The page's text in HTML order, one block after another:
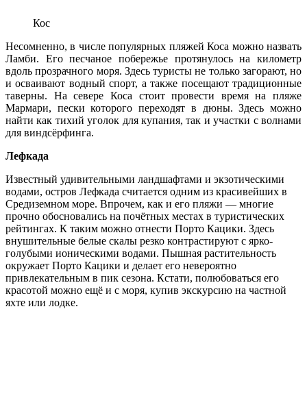
Кос
Несомненно, в числе популярных пляжей Коса можно назвать
Ламби. Его песчаное побережье протянулось на километр
вдоль прозрачного моря. Здесь туристы не только загорают, но
и осваивают водный спорт, а также посещают традиционные
таверны. На севере Коса стоит провести время на пляже
Мармари, пески которого переходят в дюны. Здесь можно
найти как тихий уголок для купания, так и участки с волнами
для виндсёрфинга.
Лефкада
Известный удивительными ландшафтами и экзотическими
водами, остров Лефкада считается одним из красивейших в
Средиземном море. Впрочем, как и его пляжи — многие
прочно обосновались на почётных местах в туристических
рейтингах. К таким можно отнести Порто Кацики. Здесь
внушительные белые скалы резко контрастируют с ярко-
голубыми ионическими водами. Пышная растительность
окружает Порто Кацики и делает его невероятно
привлекательным в пик сезона. Кстати, полюбоваться его
красотой можно ещё и с моря, купив экскурсию на частной
яхте или лодке.